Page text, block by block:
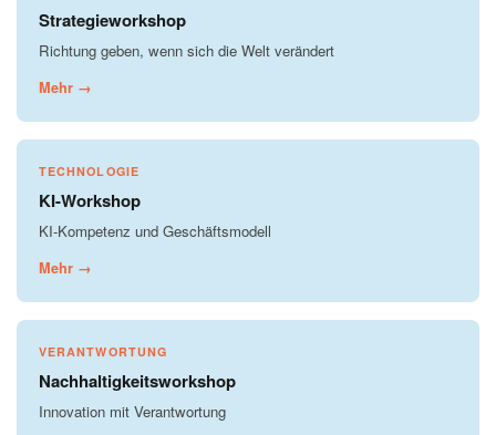
Strategieworkshop
Richtung geben, wenn sich die Welt verändert
Mehr →
TECHNOLOGIE
KI-Workshop
KI-Kompetenz und Geschäftsmodell
Mehr →
VERANTWORTUNG
Nachhaltigkeitsworkshop
Innovation mit Verantwortung